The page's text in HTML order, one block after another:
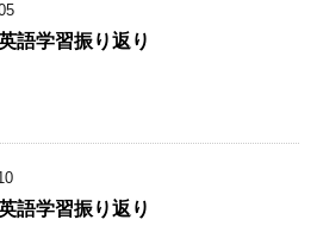
語学習振り返り
語学習振り返り